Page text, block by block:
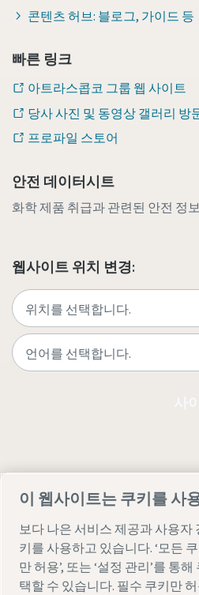
콘텐츠 허브: 블로그, 가이드 등
빠른 링크
아트라스콥코 그룹 웹 사이트
당사 사진 및 동영상 갤러리 방
프로파일 스토어
안전 데이터시트
화학 제품 취급과 관련된 안전 정
웹사이트 위치 변경:
법률 및 개인 정보 참고 사항설정
이 웹사이트는 쿠키를 사
보다 나은 서비스 제공과 사용자
키를 사용하고 있습니다. ‘모든 쿠
만 허용’, 또는 ‘설정 관리’를 통
택할 수 있습니다. 필수 쿠키만